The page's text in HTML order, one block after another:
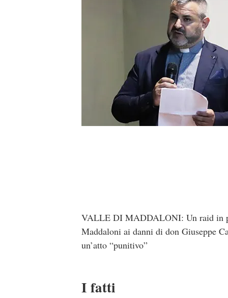
VALLE DI MADDALONI: Un raid in
Maddaloni ai danni di don Giuseppe
un’atto “punitivo”
I fatti